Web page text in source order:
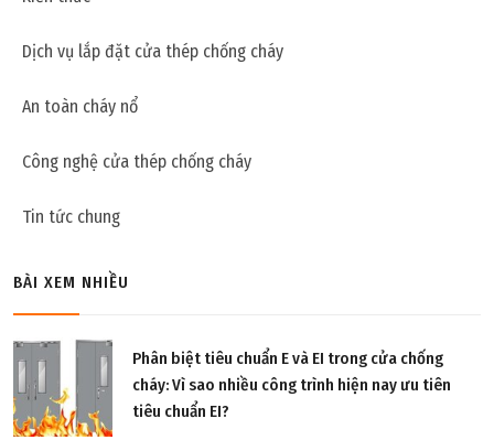
Dịch vụ lắp đặt cửa thép chống cháy
An toàn cháy nổ
Công nghệ cửa thép chống cháy
Tin tức chung
BÀI XEM NHIỀU
Phân biệt tiêu chuẩn E và EI trong cửa chống
cháy: Vì sao nhiều công trình hiện nay ưu tiên
tiêu chuẩn EI?